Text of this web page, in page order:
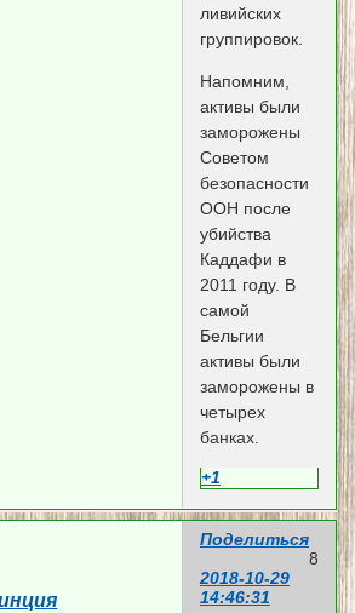
ливийских
группировок.
Напомним,
активы были
заморожены
Советом
безопасности
ООН после
убийства
Каддафи в
2011 году. В
самой
Бельгии
активы были
заморожены в
четырех
банках.
+1
Поделиться
8
2018-10-29
14:46:31